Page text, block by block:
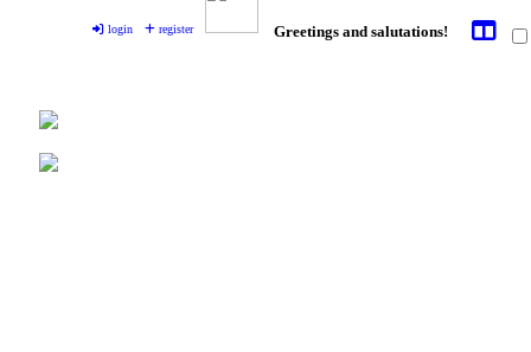
login register Greetings and salutations!